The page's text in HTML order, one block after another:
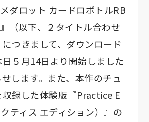
ダロット カードロボトルRB
（以下、２タイトル合わせ
つきまして、ダウンロード
５月14日より開始しました
します。また、本作のチュ
録した体験版『Practice E
ティス エディション）』の